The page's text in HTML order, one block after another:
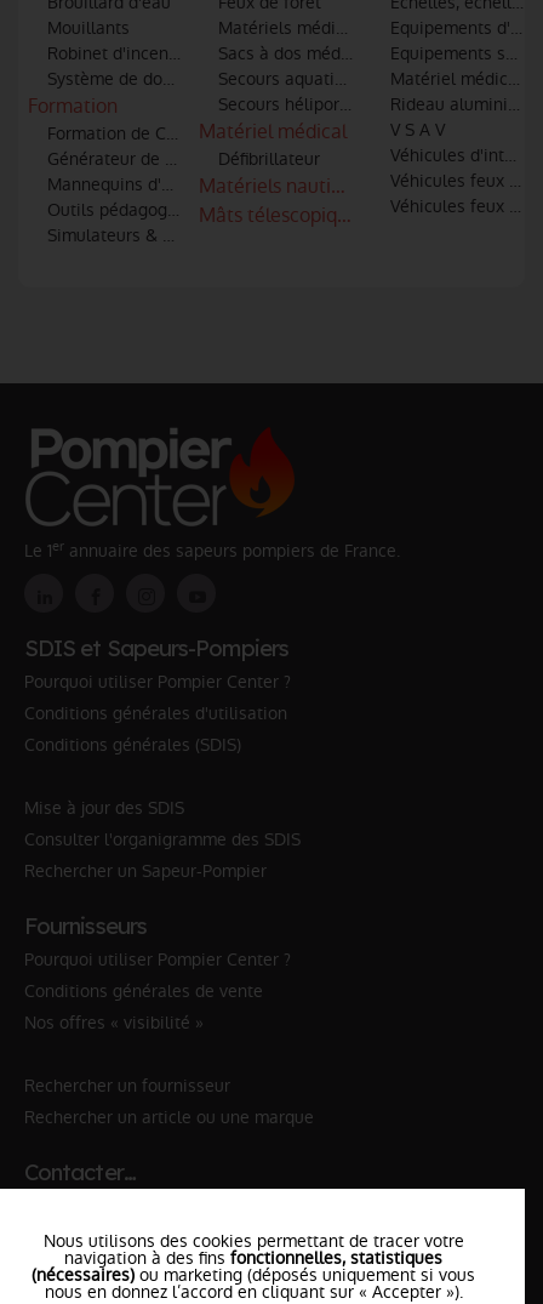
Mouillants
Robinet d'incendie
Système de dosage additifs
Formation
Formation de Conduite Opérationnelle des véhicules
Générateur de fumée
Mannequins d'entrainement
Outils pédagogiques
Simulateurs & Réalité virtuelle
Matériels médical et de secourisme
Sacs à dos médicaux
Secours aquatiques
Secours héliporté et hélitreuillage
Matériel médical
Défibrillateur
Matériels nautiques
Mâts télescopiques
Equipements
Equipements
Matériel médical
Rideau aluminium
V S A V
Véhicules
Véhicules feux de
Véhicules feux
Le 1er annuaire des sapeurs pompiers de France.
SDIS et Sapeurs-Pompiers
Pourquoi utiliser Pompier Center ?
Conditions générales d'utilisation
Conditions générales (SDIS)
Mise à jour des SDIS
Consulter l'organigramme des SDIS
Rechercher un Sapeur-Pompier
Fournisseurs
Pourquoi utiliser Pompier Center ?
Conditions générales de vente
Nos offres « visibilité »
Rechercher un fournisseur
Rechercher un article ou une marque
Contacter…
✆ 18№National Sapeurs-Pompiers
le SDIS
Nous utilisons des cookies permettant de tracer votre
navigation à des fins fonctionnelles, statistiques
(nécessaires) ou marketing (déposés uniquement si vous
nous en donnez l’accord en cliquant sur « Accepter »).